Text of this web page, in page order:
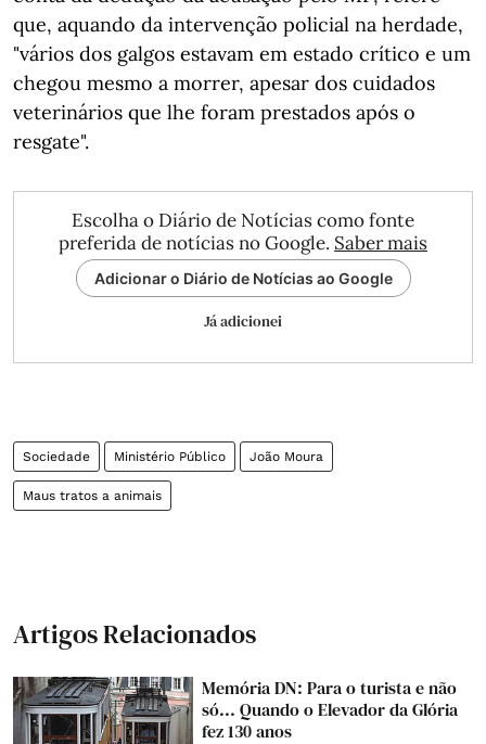
que, aquando da intervenção policial na herdade,
"vários dos galgos estavam em estado crítico e um
chegou mesmo a morrer, apesar dos cuidados
veterinários que lhe foram prestados após o
resgate".
Escolha o Diário de Notícias como fonte
preferida de notícias no Google. Saber mais
Adicionar o Diário de Notícias ao Google
Já adicionei
Sociedade Ministério Público João Moura
Maus tratos a animais
Artigos Relacionados
Memória DN: Para o turista e não
só... Quando o Elevador da Glória
fez 130 anos